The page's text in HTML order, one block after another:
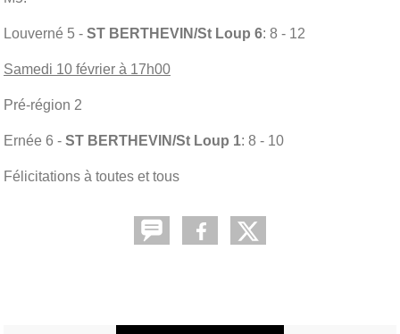
Louverné 5 - ST BERTHEVIN/St Loup 6: 8 - 12
Samedi 10 février à 17h00
Pré-région 2
Ernée 6 - ST BERTHEVIN/St Loup 1: 8 - 10
Félicitations à toutes et tous